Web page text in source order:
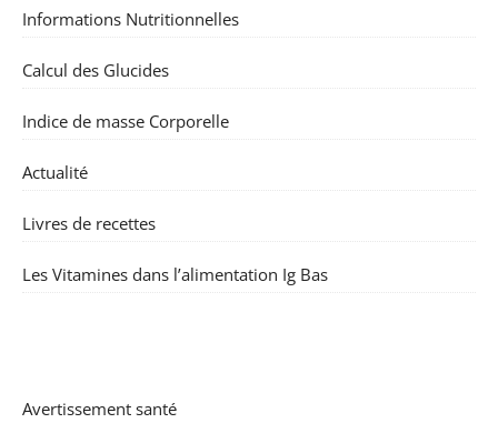
Informations Nutritionnelles
Calcul des Glucides
Indice de masse Corporelle
Actualité
Livres de recettes
Les Vitamines dans l’alimentation Ig Bas
Avertissement santé